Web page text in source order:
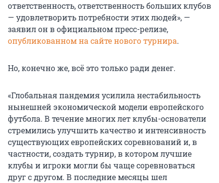
ответственность, ответственность больших клубов
— удовлетворить потребности этих людей», —
заявил он в официальном пресс-релизе,
опубликованном на сайте нового турнира.
Но, конечно же, всё это только ради денег.
«Глобальная пандемия усилила нестабильность
нынешней экономической модели европейского
футбола. В течение многих лет клубы-основатели
стремились улучшить качество и интенсивность
существующих европейских соревнований и, в
частности, создать турнир, в котором лучшие
клубы и игроки могли бы чаще соревноваться
друг с другом. В последние месяцы шел